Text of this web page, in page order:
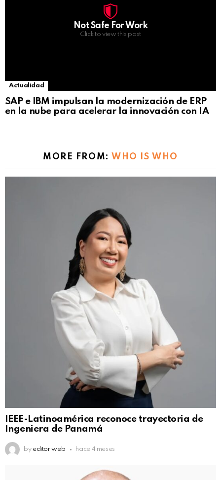
Not Safe For Work
Click to view this post
Actualidad
SAP e IBM impulsan la modernización de ERP
en la nube para acelerar la innovación con IA
MORE FROM: WHO IS WHO
IEEE-Latinoamérica reconoce trayectoria de
Ingeniera de Panamá
by editor web hace 4 meses